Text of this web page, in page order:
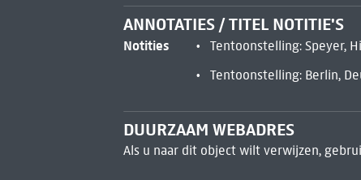
ANNOTATIES / TITEL NOTITIE'S
Notities
Tentoonstelling: Speyer,
Tentoonstelling: Berlin,
DUURZAAM WEBADRES
Als u naar dit object wilt verwijzen,